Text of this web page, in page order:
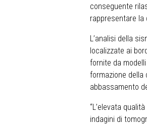
conseguente
rappresentare la
L’analisi della
localizzate ai
fornite da
formazione
abbassamento
“L’elevata
indagini di